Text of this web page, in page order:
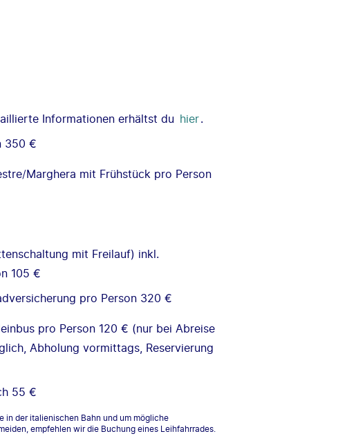
Informationen erhältst du hier .
350 €
Marghera mit Frühstück pro Person
mit Freilauf) inkl.
105 €
pro Person 320 €
pro Person 120 € (nur bei Abreise
Abholung vormittags, Reservierung
55 €
in der italienischen Bahn und um mögliche
empfehlen wir die Buchung eines Leihfahrrades.